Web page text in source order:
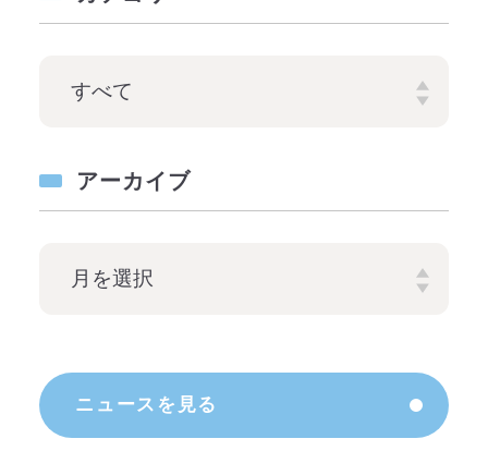
アーカイブ
ニュースを見る